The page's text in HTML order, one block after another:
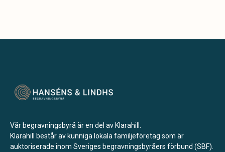
Vår begravningsbyrå är en del av Klarahill.
Klarahill består av kunniga lokala familjeföretag som är
auktoriserade inom Sveriges begravningsbyråers förbund (SBF).